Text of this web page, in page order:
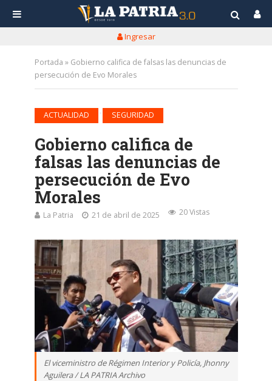
Ingresar
Portada » Gobierno califica de falsas las denuncias de
persecución de Evo Morales
ACTUALIDAD SEGURIDAD
Gobierno califica de
falsas las denuncias de
persecución de Evo
Morales
La Patria 21 de abril de 2025 20 Vistas
El viceministro de Régimen Interior y Policía, Jhonny
Aguilera / LA PATRIA Archivo